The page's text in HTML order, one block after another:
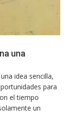
una
idea sencilla,
para
el tiempo
un